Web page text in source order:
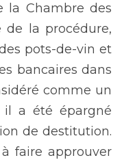
la Chambre des
de la procédure,
pots-de-vin et
bancaires dans
comme un
il a été épargné
de destitution.
faire approuver